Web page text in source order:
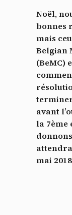
Noël,
bonnes
mais
Belgian
(BeMC)
avant
la 7ème
mai